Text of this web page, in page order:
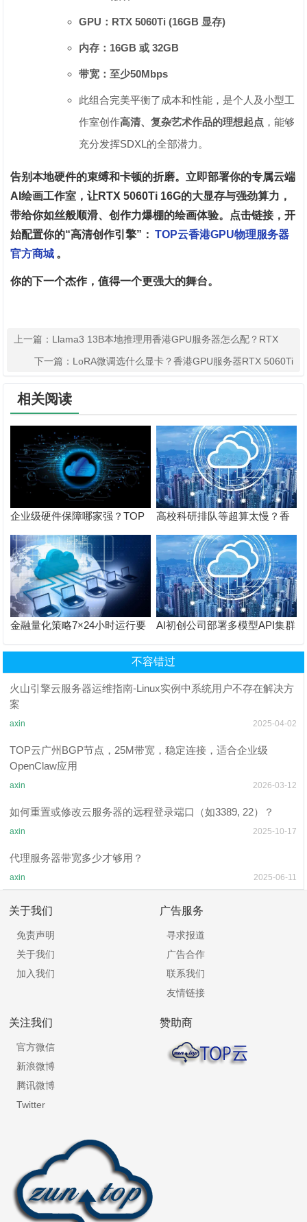
GPU：RTX 5060Ti (16GB 显存)
内存：16GB 或 32GB
带宽：至少50Mbps
此组合完美平衡了成本和性能，是个人及小型工
作室创作‌高清、复杂艺术作品的理想起点 ‌，能够
充分发挥SDXL的全部潜力。
告别本地硬件的束缚和卡顿的折磨。立即部署你的专属云端
AI绘画工作室，让RTX 5060Ti 16G的大显存与强劲算力，
带给你如丝般顺滑、创作力爆棚的绘画体验。点击链接，开
始配置你的“高清创作引擎”： TOP云香港GPU物理服务器
官方商城 。
你的下一个杰作，值得一个更强大的舞台。
上一篇： Llama3 13B本地推理用香港GPU服务器怎么配？RTX
5060Ti 16G+i7实测62 tokens/s
下一篇： LoRA微调选什么显卡？香港GPU服务器RTX 5060Ti
相关阅读
企业级硬件保障哪家强？TOP
云香港GPU服务器4小时响应
+8小时更换SLA
高校科研排队等超算太慢？香
港GPU服务器独占物理机，论
文实验周期缩短60%
金融量化策略7×24小时运行要
路E5+RAID1，连续180天无停
机
AI初创公司部署多模型API集群
5060Ti，40核80线程
不容错过
火山引擎云服务器运维指南-Linux实例中系统用户不存在解决方
案
axin 2025-04-02
TOP云广州BGP节点，25M带宽，稳定连接，适合企业级
OpenClaw应用
axin 2026-03-12
如何重置或修改云服务器的远程登录端口（如3389, 22）？
axin 2025-10-17
代理服务器带宽多少才够用？
axin 2025-06-11
关于我们
免责声明
关于我们
加入我们
广告服务
寻求报道
广告合作
联系我们
友情链接
关注我们
官方微信
新浪微博
腾讯微博
Twitter
赞助商